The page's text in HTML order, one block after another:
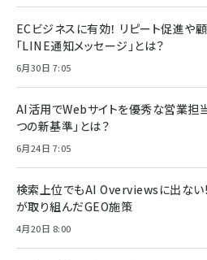
ECビジネスに有効！ リピート促進や
「LINE通知メッセージ」とは？
6月30日 7:05
AI活用でWebサイトを優秀な営業担
つの新基準」とは？
6月24日 7:05
検索上位でもAI Overviewsに出ない
が取り組んだGEO施策
4月20日 8:00